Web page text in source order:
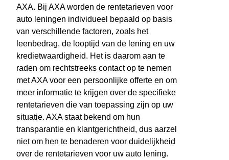
AXA. Bij AXA worden de rentetarieven voor
auto leningen individueel bepaald op basis
van verschillende factoren, zoals het
leenbedrag, de looptijd van de lening en uw
kredietwaardigheid. Het is daarom aan te
raden om rechtstreeks contact op te nemen
met AXA voor een persoonlijke offerte en om
meer informatie te krijgen over de specifieke
rentetarieven die van toepassing zijn op uw
situatie. AXA staat bekend om hun
transparantie en klantgerichtheid, dus aarzel
niet om hen te benaderen voor duidelijkheid
over de rentetarieven voor uw auto lening.